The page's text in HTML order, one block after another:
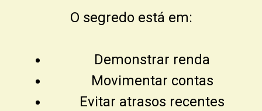
O segredo está em:
Demonstrar renda
Movimentar contas
Evitar atrasos recentes